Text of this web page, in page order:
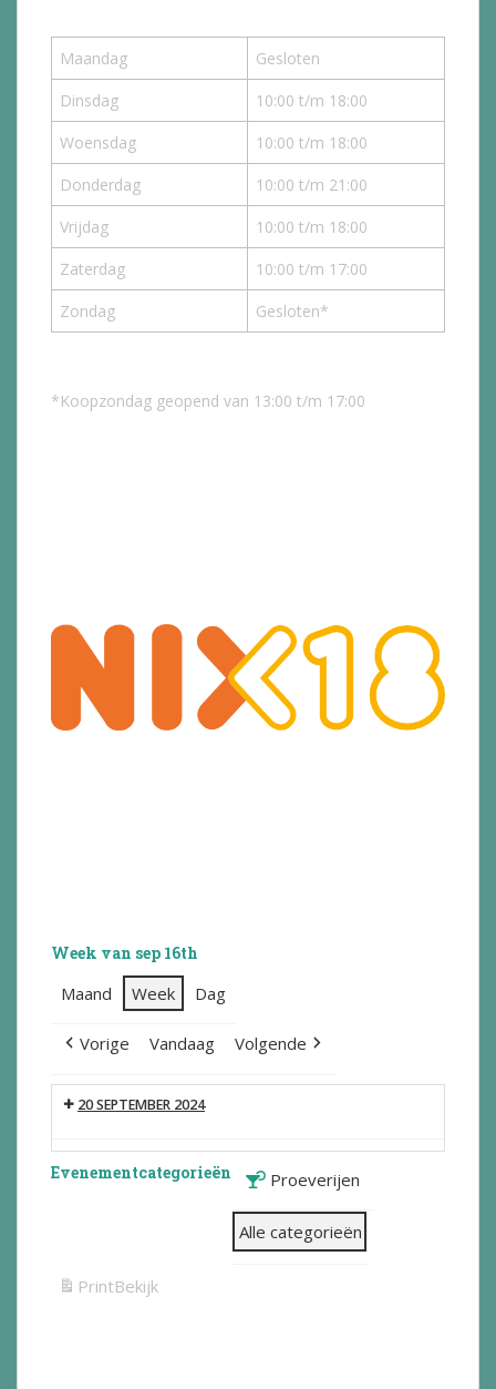
Maandag
Gesloten
Dinsdag
10:00 t/m 18:00
Woensdag
10:00 t/m 18:00
Donderdag
10:00 t/m 21:00
Vrijdag
10:00 t/m 18:00
Zaterdag
10:00 t/m 17:00
Zondag
Gesloten*
*Koopzondag geopend van 13:00 t/m 17:00
Week van sep 16th
Maand Week Dag
Vorige Vandaag Volgende
20 SEPTEMBER 2024
Evenementcategorieën Proeverijen
Alle categorieën
PrintBekijk